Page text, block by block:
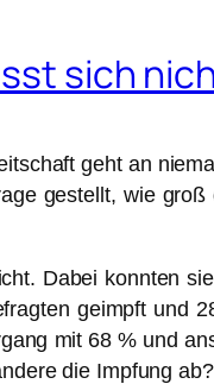
sich
geht an
gestellt, wie
Dabei konnten
geimpft und
mit 68 % und
die Impfung ab?